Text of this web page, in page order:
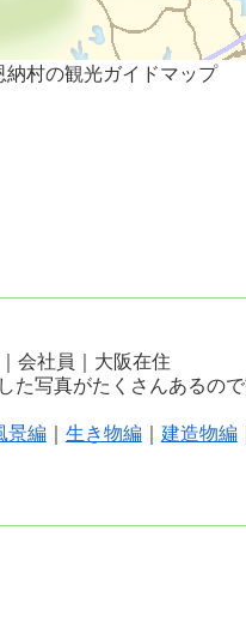
納村の観光ガイドマップ
会社員｜大阪在住
た写真がたくさんあるの
景編｜ 生き物編｜ 建造物編｜